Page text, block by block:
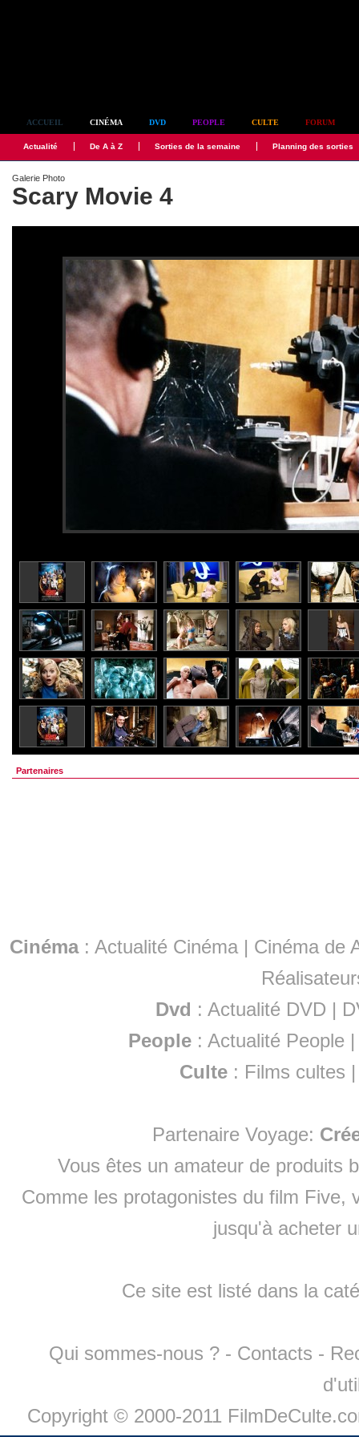
ACCUEIL CINÉMA DVD PEOPLE CULTE FORUM
Actualité De A à Z Sorties de la semaine Planning des sorties
Galerie Photo
Scary Movie 4
Partenaires
Cinéma: Actualité Cinéma | Cinéma de
Dvd : Actualité DVD |
People :Actualité People
Culte : Films cultes
Partenaire Voyage:
Vous êtes un amateur de produits
Comme les protagonistes du film Five,
jusqu'à acheter
Ce site est listé dans la
Qui sommes-nous ? - Contacts -
Copyright © 2000-2011